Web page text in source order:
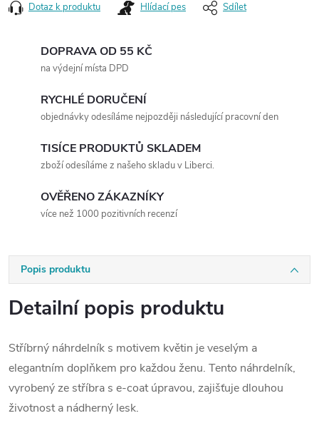
Dotaz k produktu Hlídací pes Sdílet
DOPRAVA OD 55 KČ
na výdejní místa DPD
RYCHLÉ DORUČENÍ
objednávky odesíláme nejpozději následující pracovní den
TISÍCE PRODUKTŮ SKLADEM
zboží odesíláme z našeho skladu v Liberci.
OVĚŘENO ZÁKAZNÍKY
více než 1000 pozitivních recenzí
Popis produktu
Detailní popis produktu
Stříbrný náhrdelník s motivem květin je veselým a
elegantním doplňkem pro každou ženu. Tento náhrdelník,
vyrobený ze stříbra s e-coat úpravou, zajišťuje dlouhou
životnost a nádherný lesk.